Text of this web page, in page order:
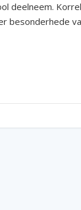
deelneem.
besonderhede